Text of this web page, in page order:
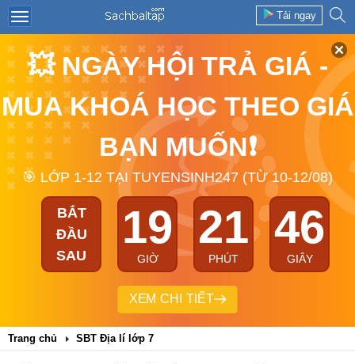
Tải ngay
💥 NGÀY HỘI TRẢ GIÁ -
MUA KHOÁ HỌC THEO GIÁ
BẠN MUỐN❗
🎯 LỚP 1-12 TẠI TUYENSINH247 (TỪ 10-12/08)
BẮT
ĐẦU
SAU
19
GIỜ
21
PHÚT
45
GIÂY
XEM CHI TIẾT
Trang chủ SBT Địa lí lớp 7